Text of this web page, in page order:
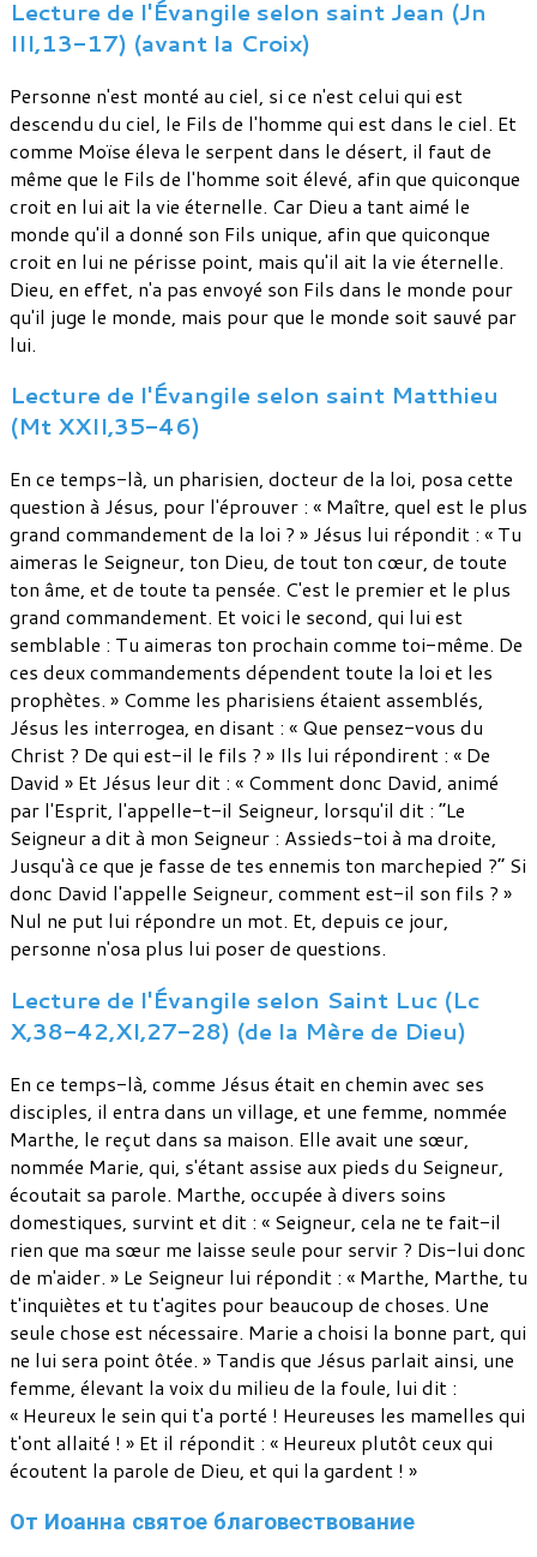
Lecture de l'Évangile selon saint Jean (Jn
III,13-17) (avant la Croix)
Personne n'est monté au ciel, si ce n'est celui qui est
descendu du ciel, le Fils de l'homme qui est dans le ciel. Et
comme Moïse éleva le serpent dans le désert, il faut de
même que le Fils de l'homme soit élevé, afin que quiconque
croit en lui ait la vie éternelle. Car Dieu a tant aimé le
monde qu'il a donné son Fils unique, afin que quiconque
croit en lui ne périsse point, mais qu'il ait la vie éternelle.
Dieu, en effet, n'a pas envoyé son Fils dans le monde pour
qu'il juge le monde, mais pour que le monde soit sauvé par
lui.
Lecture de l'Évangile selon saint Matthieu
(Mt XXII,35-46)
En ce temps-là, un pharisien, docteur de la loi, posa cette
question à Jésus, pour l'éprouver : « Maître, quel est le plus
grand commandement de la loi ? » Jésus lui répondit : « Tu
aimeras le Seigneur, ton Dieu, de tout ton cœur, de toute
ton âme, et de toute ta pensée. C'est le premier et le plus
grand commandement. Et voici le second, qui lui est
semblable : Tu aimeras ton prochain comme toi-même. De
ces deux commandements dépendent toute la loi et les
prophètes. » Comme les pharisiens étaient assemblés,
Jésus les interrogea, en disant : « Que pensez-vous du
Christ ? De qui est-il le fils ? » Ils lui répondirent : « De
David » Et Jésus leur dit : « Comment donc David, animé
par l'Esprit, l'appelle-t-il Seigneur, lorsqu'il dit : “Le
Seigneur a dit à mon Seigneur : Assieds-toi à ma droite,
Jusqu'à ce que je fasse de tes ennemis ton marchepied ?” Si
donc David l'appelle Seigneur, comment est-il son fils ? »
Nul ne put lui répondre un mot. Et, depuis ce jour,
personne n'osa plus lui poser de questions.
Lecture de l'Évangile selon Saint Luc (Lc
X,38-42,XI,27-28) (de la Mère de Dieu)
En ce temps-là, comme Jésus était en chemin avec ses
disciples, il entra dans un village, et une femme, nommée
Marthe, le reçut dans sa maison. Elle avait une sœur,
nommée Marie, qui, s'étant assise aux pieds du Seigneur,
écoutait sa parole. Marthe, occupée à divers soins
domestiques, survint et dit : « Seigneur, cela ne te fait-il
rien que ma sœur me laisse seule pour servir ? Dis-lui donc
de m'aider. » Le Seigneur lui répondit : « Marthe, Marthe, tu
t'inquiètes et tu t'agites pour beaucoup de choses. Une
seule chose est nécessaire. Marie a choisi la bonne part, qui
ne lui sera point ôtée. » Tandis que Jésus parlait ainsi, une
femme, élevant la voix du milieu de la foule, lui dit :
« Heureux le sein qui t'a porté ! Heureuses les mamelles qui
t'ont allaité ! » Et il répondit : « Heureux plutôt ceux qui
écoutent la parole de Dieu, et qui la gardent ! »
От Иоанна святое благовествование